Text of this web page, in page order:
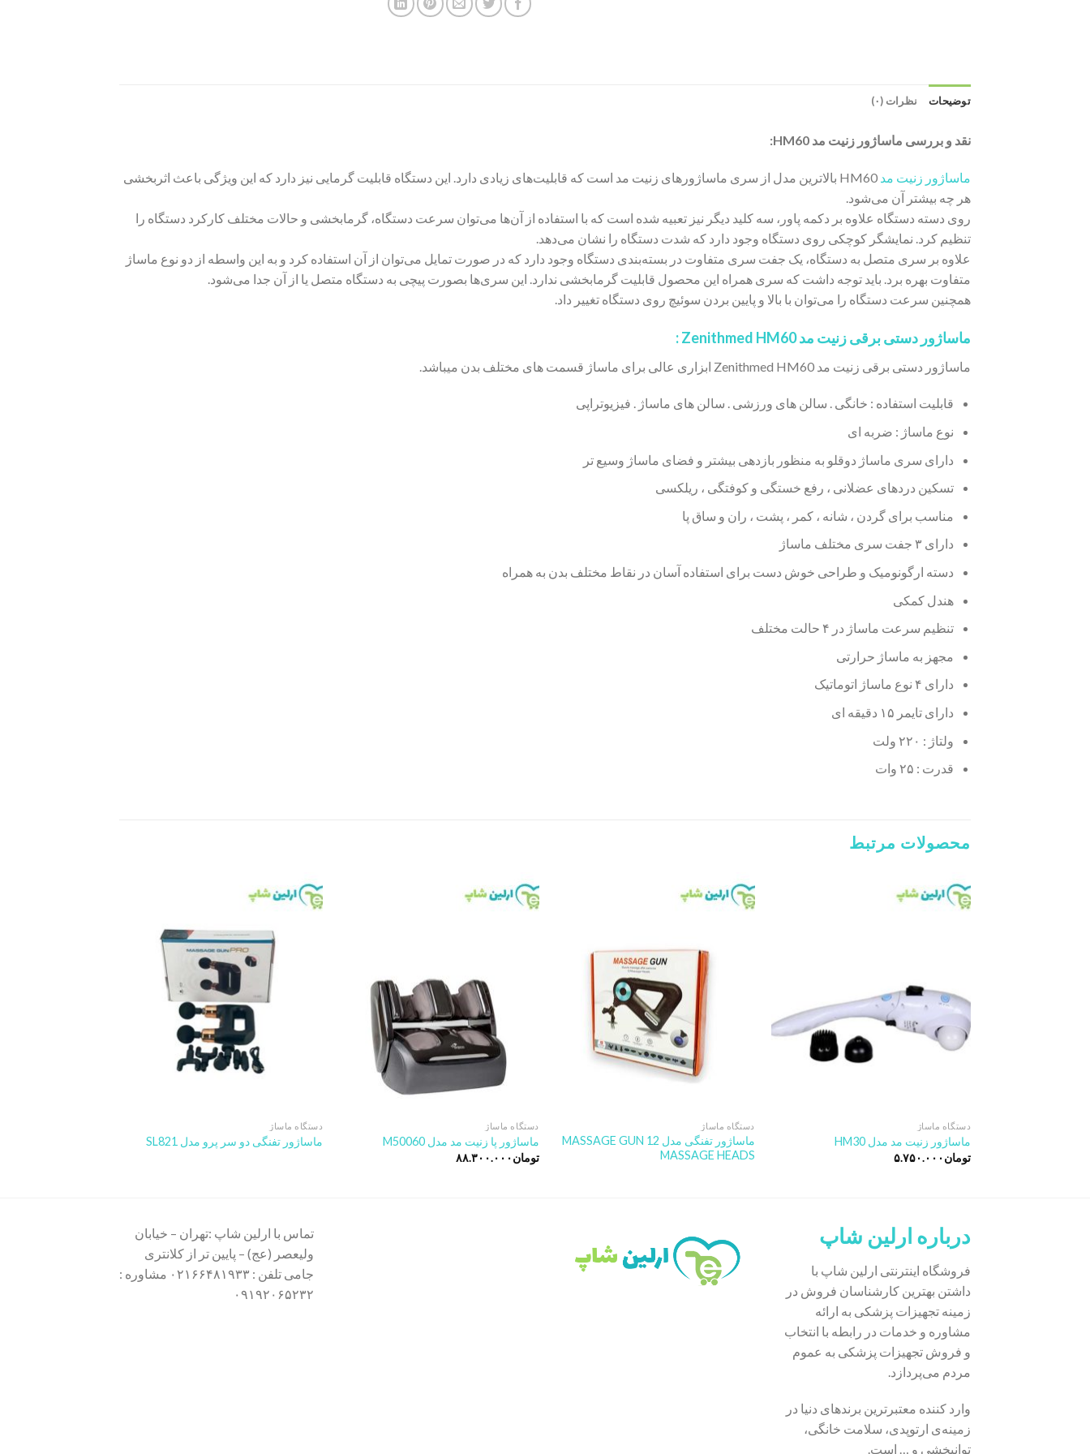
توضیحات نظرات (۰)
نقد و بررسی ماساژور زنیت مد HM60:
ماساژور زنیت مد
HM60 بالاترین مدل از سری ماساژورهای زنیت مد است که قابلیت‌های زیادی دارد. این دستگاه قابلیت گرمایی نیز دارد که این ویژگی باعث اثربخشی
هر چه بیشتر آن می‌شود.
روی دسته دستگاه علاوه بر دکمه پاور، سه کلید دیگر نیز تعبیه شده است که با استفاده از آن‌ها می‌توان سرعت دستگاه، گرمابخشی و حالات مختلف کارکرد دستگاه را
تنظیم کرد. نمایشگر کوچکی روی دستگاه وجود دارد که شدت دستگاه را نشان می‌دهد.
علاوه بر سری متصل به دستگاه، یک جفت سری متفاوت در بسته‌بندی دستگاه وجود دارد که در صورت تمایل می‌توان از آن استفاده کرد و به این واسطه از دو نوع ماساژ
متفاوت بهره برد. باید توجه داشت که سری همراه این محصول قابلیت گرمابخشی ندارد. این سری‌ها بصورت پیچی به دستگاه متصل یا از آن جدا می‌شود.
همچنین سرعت دستگاه را می‌توان با بالا و پایین بردن سوئیچ روی دستگاه تغییر داد.
ماساژور دستیبرقی زنیت مد Zenithmed HM60 :
ماساژور دستی برقی زنیت مد Zenithmed HM60 ابزاری عالی برای ماساژ قسمت های مختلف بدن میباشد.
قابلیت استفاده : خانگی . سالن های ورزشی . سالن های ماساژ . فیزیوتراپی
نوع ماساژ : ضربه ای
دارای سری ماساژ دوقلو به منظور بازدهی بیشتر و فضای ماساژ وسیع تر
تسکین دردهای عضلانی ، رفع خستگی و کوفتگی ، ریلکسی
مناسب برای گردن ، شانه ، کمر ، پشت ، ران و ساق پا
دارای ۳ جفت سری مختلف ماساژ
دسته ارگونومیک و طراحی خوش دست برای استفاده آسان در نقاط مختلف بدن به همراه
هندل کمکی
تنظیم سرعت ماساژ در ۴ حالت مختلف
مجهز به ماساژ حرارتی
دارای ۴ نوع ماساژ اتوماتیک
دارای تایمر ۱۵ دقیقه ای
ولتاژ : ۲۲۰ ولت
قدرت : ۲۵ وات
محصولات مرتبط
دستگاه ماساژ
ماساژور زنیت مد مدل HM30
تومان۵.۷۵۰.۰۰۰
دستگاه ماساژ
ماساژور تفنگی مدل MASSAGE GUN 12
MASSAGE HEADS
دستگاه ماساژ
ماساژور پا زنیت مد مدل M50060
تومان۸۸.۳۰۰.۰۰۰
دستگاه ماساژ
ماساژور تفنگی دو سر پرو مدل SL821
درباره ارلین شاپ
فروشگاه اینترنتی ارلین شاپ با
داشتن بهترین کارشناسان فروش در
زمینه تجهیزات پزشکی به ارائه
مشاوره و خدمات در رابطه با انتخاب
و فروش تجهیزات پزشکی به عموم
مردم می‌پردازد.
وارد کننده معتبرترین برندهای دنیا در
زمینه‌ی ارتوپدی، سلامت خانگی،
توانبخشی و … است.
تماس با ارلین شاپ :تهران – خیابان
ولیعصر (عج) – پایین تر از کلانتری
جامی تلفن : ۰۲۱۶۶۴۸۱۹۳۳ مشاوره :
۰۹۱۹۲۰۶۵۲۳۲